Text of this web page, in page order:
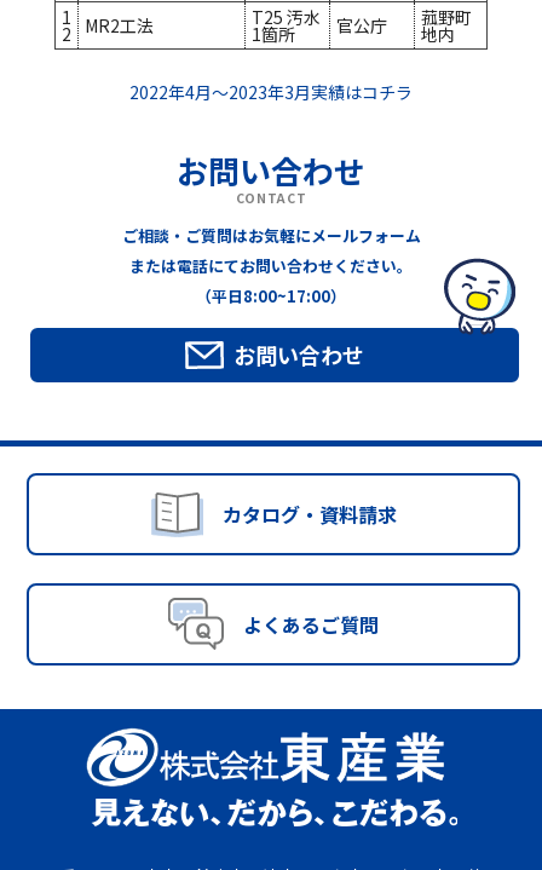
1
2 MR2工法 T25 汚水
1箇所 官公庁 菰野町
地内
2022年4月～2023年3月実績はコチラ
お問い合わせ
CONTACT
ご相談・ご質問はお気軽にメールフォーム
または電話にてお問い合わせください。
（平日8:00~17:00）
お問い合わせ
カタログ・資料請求
よくあるご質問